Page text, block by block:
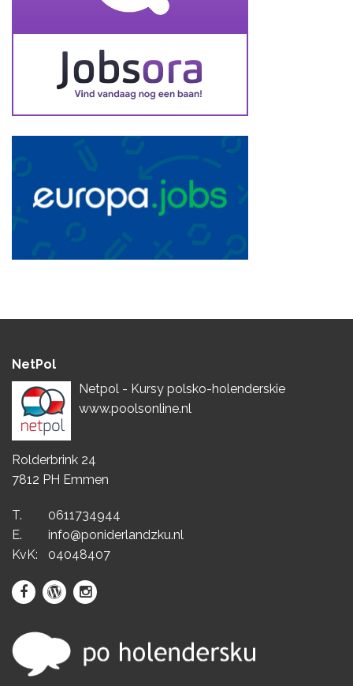
NetPol
Netpol - Kursy polsko-holenderskie
www.poolsonline.nl
Rolderbrink 24
7812 PH Emmen
T.
0611734944
E.
info@poniderlandzku.nl
KvK:
04048407